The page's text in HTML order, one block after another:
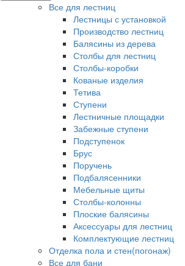
Все для лестниц
Лестницы с установкой
Производство лестниц
Балясины из дерева
Столбы для лестниц
Столбы-коробки
Кованые изделия
Тетива
Ступени
Лестничные площадки
Забежные ступени
Подступенок
Брус
Поручень
Подбалясенники
Мебельные щиты
Столбы-колонны
Плоские балясины
Аксессуары для лестниц
Комплектующие лестниц
Отделка пола и стен(погонаж)
Все для бани